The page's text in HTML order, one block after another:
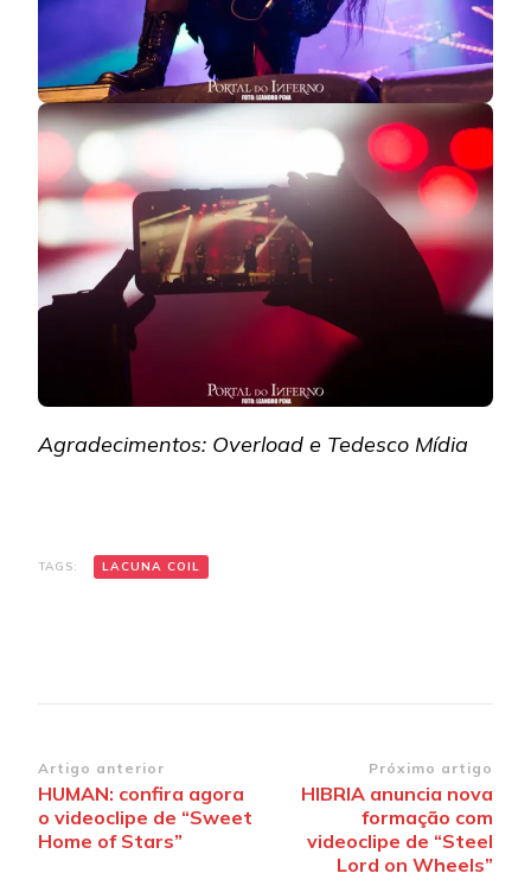
Agradecimentos: Overload e Tedesco Mídia
TAGS: LACUNA COIL
Navegação
de
post
Artigo anterior
HUMAN: confira agora
o videoclipe de “Sweet
Home of Stars”
Próximo artigo
HIBRIA anuncia nova
formação com
videoclipe de “Steel
Lord on Wheels”